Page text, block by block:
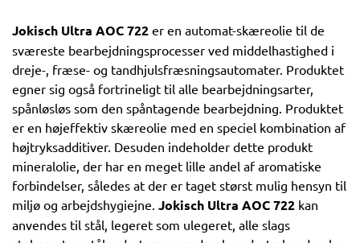
Jokisch Ultra AOC 722 er en automat-skæreolie til de
sværeste bearbejdningsprocesser ved middelhastighed i
dreje-, fræse- og tandhjulsfræsningsautomater. Produktet
egner sig også fortrineligt til alle bearbejdningsarter,
spånløsløs som den spåntagende bearbejdning. Produktet
er en højeffektiv skæreolie med en speciel kombination af
højtryksadditiver. Desuden indeholder dette produkt
mineralolie, der har en meget lille andel af aromatiske
forbindelser, således at der er taget størst mulig hensyn til
miljø og arbejdshygiejne. Jokisch Ultra AOC 722 kan
anvendes til stål, legeret som ulegeret, alle slags